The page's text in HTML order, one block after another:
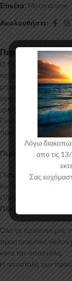
Ετικέτα: Motordrome
Ακολουθήστε:
Περιγραφή
Ο Πίσω Διαχύτης για
κατασκευάζεται από
μηχανές
εφαρμογή και εύκολη
χρησιμοποιείται για
Γυαλιστερό χρώμα και
προστατευτική
Περιεχόμενα
Πίσω Διαχύτης Alfa
Κιτ Τοποθέτησης
Οδηγίες Τοποθέτησης
Πληροφορίες
Όλα τα προϊόντα μας
προστατευτικό
κατά την αποστολή.
Η αποστολή των
Λόγω
απο τις
Σας